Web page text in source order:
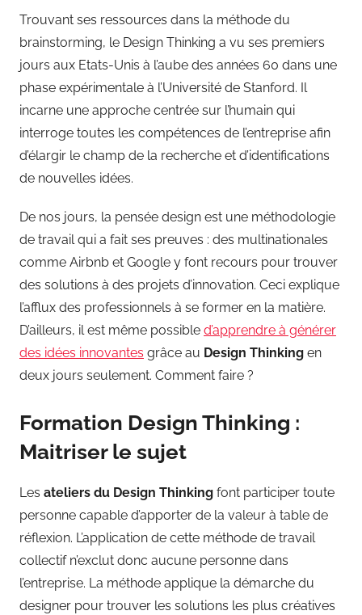
Trouvant ses ressources dans la méthode du
brainstorming, le Design Thinking a vu ses premiers
jours aux Etats-Unis à l’aube des années 60 dans une
phase expérimentale à l’Université de Stanford. Il
incarne une approche centrée sur l’humain qui
interroge toutes les compétences de l’entreprise afin
d’élargir le champ de la recherche et d’identifications
de nouvelles idées.
De nos jours, la pensée design est une méthodologie
de travail qui a fait ses preuves : des multinationales
comme Airbnb et Google y font recours pour trouver
des solutions à des projets d’innovation. Ceci explique
l’afflux des professionnels à se former en la matière.
D’ailleurs, il est même possible d’apprendre à générer
des idées innovantes grâce au Design Thinking en
deux jours seulement. Comment faire ?
Formation Design Thinking :
Maitriser le sujet
Les ateliers du Design Thinking font participer toute
personne capable d’apporter de la valeur à table de
réflexion. L’application de cette méthode de travail
collectif n’exclut donc aucune personne dans
l’entreprise. La méthode applique la démarche du
designer pour trouver les solutions les plus créatives